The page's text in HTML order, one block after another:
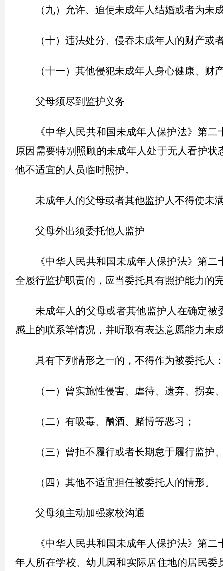
（九）允许、迫使未成年人结婚或者为未
（十）违法处分、侵吞未成年人的财产或
（十一）其他侵犯未成年人身心健康、
父母须尽到监护义务
《中华人民共和国未成年人保护法》第
原因需要特别照顾的未成年人处于无人看护
他不适宜的人员临时照护。
未成年人的父母或者其他监护人不得使未
父母外出须委托他人监护
《中华人民共和国未成年人保护法》第
全履行监护职责的，应当委托具有照护能力的
未成年人的父母或者其他监护人在确定
感上的联系等情况，并听取有表达意愿能力未
具有下列情形之一的，不得作为被委托人
（一）曾实施性侵害、虐待、遗弃、拐卖
（二）有吸毒、酗酒、赌博等恶习；
（三）曾拒不履行或者长期怠于履行监护
（四）其他不适宜担任被委托人的情形。
父母须主动加强家校沟通
《中华人民共和国未成年人保护法》第
年人所在学校、幼儿园和实际居住地的居民